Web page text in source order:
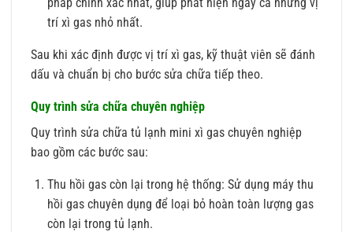
trí xì gas nhỏ nhất.
Sau khi xác định được vị trí xì gas, kỹ thuật viên sẽ đánh
dấu và chuẩn bị cho bước sửa chữa tiếp theo.
Quy trình sửa chữa chuyên nghiệp
Quy trình sửa chữa tủ lạnh mini xì gas chuyên nghiệp
bao gồm các bước sau:
Thu hồi gas còn lại trong hệ thống: Sử dụng máy thu
hồi gas chuyên dụng để loại bỏ hoàn toàn lượng gas
còn lại trong tủ lạnh.